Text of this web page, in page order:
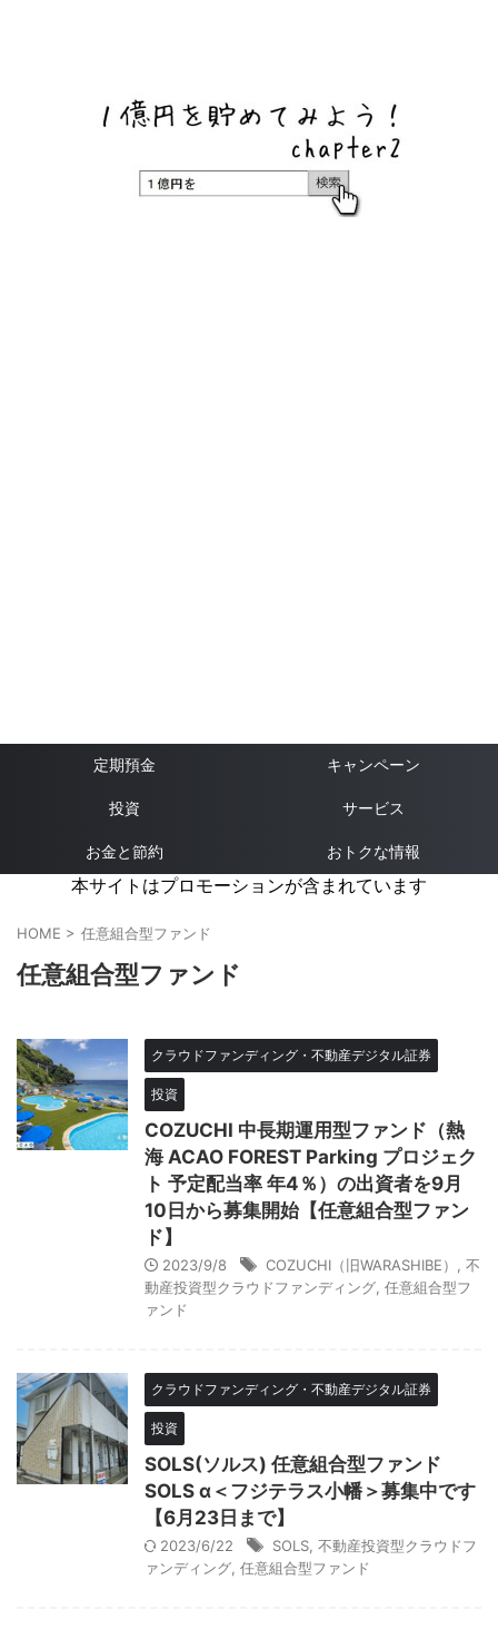
定期預金 キャンペーン
投資 サービス
お金と節約 おトクな情報
本サイトはプロモーションが含まれています
HOME > 任意組合型ファンド
任意組合型ファンド
クラウドファンディング・不動産デジタル証券
投資
COZUCHI 中長期運用型ファンド（熱
海 ACAO FOREST Parking プロジェク
ト 予定配当率 年4％）の出資者を9月
10日から募集開始【任意組合型ファン
ド】
2023/9/8 COZUCHI（旧WARASHIBE）
不
動産投資型クラウドファンディング 任意組合型フ
ァンド
クラウドファンディング・不動産デジタル証券
投資
SOLS(ソルス) 任意組合型ファンド
SOLS α＜フジテラス小幡＞募集中です
【6月23日まで】
2023/6/22 SOLS 不動産投資型クラウドフ
ァンディング 任意組合型ファンド